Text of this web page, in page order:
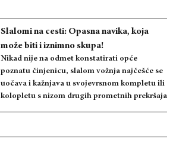
Slalomi na cesti: Opasna navika, koja
može biti i iznimno skupa!
Nikad nije na odmet konstatirati opće
poznatu činjenicu, slalom vožnja najčešće se
uočava i kažnjava u svojevrsnom kompletu ili
kolopletu s nizom drugih prometnih prekršaja